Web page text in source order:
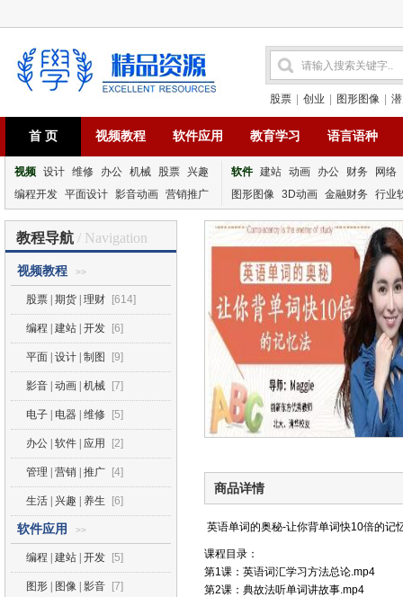
股票 创业 图形图像
首 页 视频教程 软件应用 教育学习 语言语种
视频 设计 维修 办公 机械 股票 兴趣
编程开发 平面设计 影音动画 营销推广
软件 建站 动画 办公 财务
网络
图形图像 3D动画 金融财务 行业
教程导航 / Navigation
视频教程 >>
股票 | 期货 | 理财 [614]
编程 | 建站 | 开发 [6]
平面 | 设计 | 制图 [9]
影音 | 动画 | 机械 [7]
电子 | 电器 | 维修 [5]
办公 | 软件 | 应用 [2]
管理 | 营销 | 推广 [4]
生活 | 兴趣 | 养生 [6]
软件应用 >>
编程 | 建站 | 开发 [5]
图形 | 图像 | 影音 [7]
商品详情
英语单词的奥秘-让你背单词快10倍的记
课程目录：
第1课：英语词汇学习方法总论.mp4
第2课：典故法听单词讲故事.mp4